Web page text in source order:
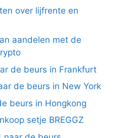
over lijfrente en
aandelen met de
de beurs in Frankfurt
de beurs in New York
beurs in Hongkong
setje BREGGZ